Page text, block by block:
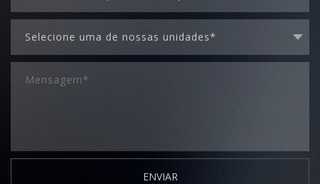
ENVIAR